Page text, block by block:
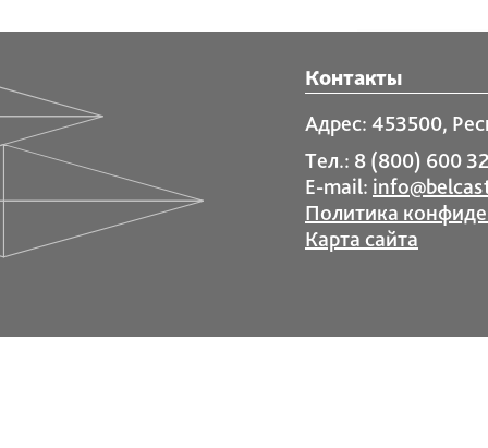
Контакты
Адрес: 453500,
Тел.: 8 (800) 600
E-mail:
Политика
Карта сайта